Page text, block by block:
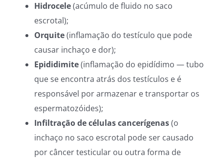
Hidrocele(acúmulo de fluido no saco
escrotal);
Orquite(inflamação do testículo que pode
causar inchaço e dor);
Epididimite(inflamação do epidídimo — tubo
que se encontra atrás dos testículos e é
responsável por armazenar e transportar os
espermatozóides);
Infiltração de células cancerígenas(o
inchaço no saco escrotal pode ser causado
por câncer testicular ou outra forma de